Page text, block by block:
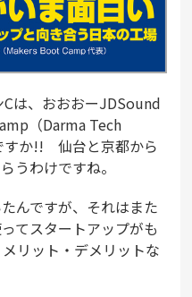
は、おおおーJDSound
（Darma Tech
すか!! 仙台と京都から
うわけですね。
んですが、それはまた
てスタートアップがも
リット・デメリットな